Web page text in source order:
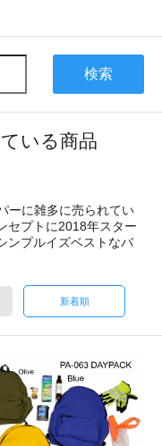
検索
いる商品
ーに雑多に売られてい
セプトに2018年スター
ンプルイズベストなバ
新着順